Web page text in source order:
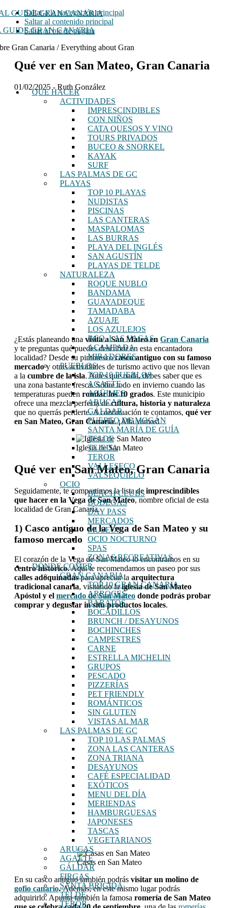
Saltar a la navegación principal
Saltar al contenido principal
Saltar al pie de página
GUIDE GRAN CANARIA
Gran Canaria / Everything about Gran
QUÉ HACER
ACTIVIDADES
IMPRESCINDIBLES
CON NIÑOS
CATA QUESOS Y VINO
TOURS PRIVADOS
BUCEO & SNORKEL
KAYAK
SURF
LAS PALMAS DE GC
PLAYAS
TOP 10 PLAYAS
NUDISTAS
PISCINAS
LAS CANTERAS
MASPALOMAS
LAS BURRAS
PLAYA DEL INGLÉS
SAN AGUSTÍN
PLAYAS DE TELDE
NATURALEZA
ROQUE NUBLO
BANDAMA
GUAYADEQUE
TAMADABA
AZUAJE
LOS AZULEJOS
BCO. LAS VACAS
ACAMPADA
MIRADORES
PUEBLOS
TOP 10 PUEBLOS
AGAETE
AGÜIMES
ARUCAS
GÁLDAR
PUERTO DE MOGÁN
SANTA MARÍA DE GUÍA
TELDE
TEJEDA
TEROR
VALLESECO
VALSEQUILLO
OCIO
BEACH CLUBS
BODEGAS
DAY PASS
MERCADOS
MUSEOS
OCIO NOCTURNO
SPAS
ZONAS RECREATIVAS
DÓNDE COMER
GRAN CANARIA
TOP 10 GRAN CANARIA
ARROCES
BARATOS
BOCADILLOS
BRUNCH / DESAYUNOS
BOCHINCHES
CAMPESTRES
CARNE
ESTRELLA MICHELIN
GRUPOS
PESCADO
PIZZERÍAS
PET FRIENDLY
ROMÁNTICOS
SIN GLUTEN
VISTAS AL MAR
LAS PALMAS DE GC
TOP 10 LAS PALMAS
ZONA LAS CANTERAS
ZONA TRIANA
DESAYUNOS
CAFÉ ESPECIALIDAD
EXÓTICOS
MENU DEL DÍA
MERIENDAS
HAMBURGUESAS
JAPONESES
TASCAS
VEGETARIANOS
ARUCAS
AGAETE
GÁLDAR
FIRGAS
SANTA BRÍGIDA
TELDE
TEROR
Qué ver en San Mateo, Gran Canaria
01/02/2025 - Ruth González
¿Estás planeando una visita a San Mateo en Gran Canaria
y te preguntas qué puedes descubrir en esta encantadora
localidad? Desde su pintorescocasco antiguo con su famoso
mercadoy otras actividades de turismo activo que nos llevan
a la cumbre de la isla. Antes que nada, debes saber que es
una zona bastante fresca. Sobre todo en invierno cuando las
temperaturas pueden rondar los 10 grados. Este municipio
ofrece una mezcla perfecta decultura, historia y naturaleza
que no querrás perderte. A continuación te contamos, qué ver
en San Mateo, Gran Canaria. ¡Allá vamos!
Iglesia de San Mateo
Qué ver en San Mateo, Gran Canaria
Seguidamente, te compartimos la lista deimprescindibles
que hacer en la Vega de San Mateo, nombre oficial de esta
localidad de Gran Canaria.
1) Casco antiguo de la Vega de San Mateo y su
famoso mercado
El corazón de la Vega de San Mateo lo encontramos en su
centro histórico. Aquí te recomendamos un paseo por sus
calles adoquinadaspara apreciar la arquitectura
tradicional canaria, visitando laiglesia de San Mateo
Apóstol y el mercado de San Mateo donde podrás probar
comprar y degustar in situ productos locales.
Casas en San Mateo
En su casco antiguo también podrás visitar un molino de
gofio canario.Además, en este mismo lugar podrás
adquirirlo. Apunta también la famosa romería de San Mateo